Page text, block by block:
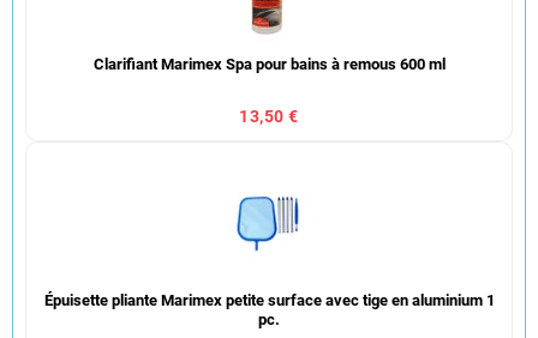
Clarifiant Marimex Spa pour bains à remous 600 ml
13,50 €
Épuisette pliante Marimex petite surface avec tige en aluminium 1
pc.